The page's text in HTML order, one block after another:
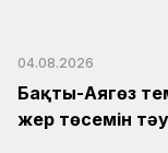
04.08.2026
Бақты-Аягөз
жер төсемін